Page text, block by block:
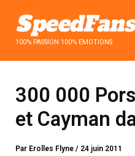
contenu100% PASSION 100% EMOTIONS
300 000
et Cayman
Par Erolles Flyne/ 24 juin 2011